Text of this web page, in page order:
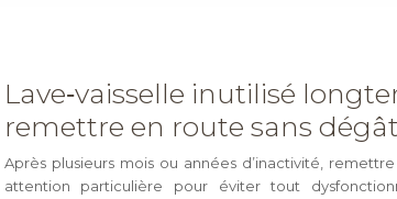
Lave‑vaisselle inutilisé
remettre en route sans
Après plusieurs mois ou années d’inactivité,
attention particulière pour éviter tout